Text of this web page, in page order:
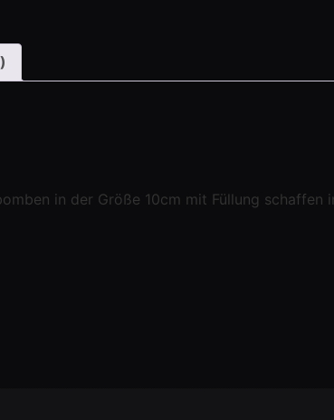
in der Größe 10cm mit Füllung schaffen